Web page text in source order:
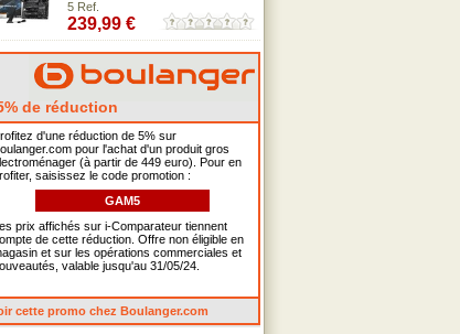
5 Ref.
239,99 €
de réduction
d'une réduction de 5% sur
pour l'achat d'un produit gros
(à partir de 449 euro). Pour en
saisissez le code promotion :
GAM5
prix affichés sur i-Comparateur tiennent
de cette réduction. Offre non éligible en
et sur les opérations commerciales et
valable jusqu'au 31/05/24.
cette promo chez Boulanger.com